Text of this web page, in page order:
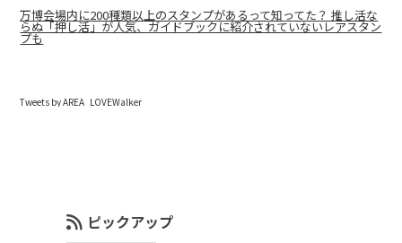
万博会場内に200種類以上のスタンプがあるって知ってた？ 推し活な
らぬ「押し活」が人気、ガイドブックに紹介されていないレアスタン
プも
Tweets by AREA_LOVEWalker
ピックアップ